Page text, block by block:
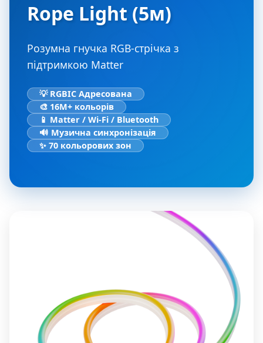
Rope Light (5м)
Розумна гнучка RGB-стрічка з
підтримкою Matter
💡 RGBIC Адресована
🎨 16М+ кольорів
📱 Matter / Wi-Fi / Bluetooth
🔊 Музична синхронізація
✨ 70 кольорових зон